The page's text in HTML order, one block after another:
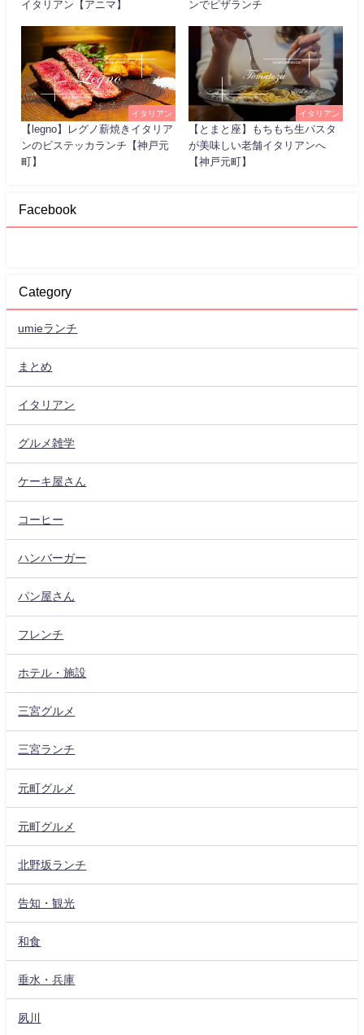
イタリアン【アニマ】 ンでピザランチ
イタリアン
【legno】レグノ薪焼きイタリア
ンのビステッカランチ【神戸元
町】
イタリアン
【とまと座】もちもち生パスタ
が美味しい老舗イタリアンへ
【神戸元町】
Facebook
Category
umieランチ
まとめ
イタリアン
グルメ雑学
ケーキ屋さん
コーヒー
ハンバーガー
パン屋さん
フレンチ
ホテル・施設
三宮グルメ
三宮ランチ
元町グルメ
元町グルメ
北野坂ランチ
告知・観光
和食
垂水・兵庫
夙川